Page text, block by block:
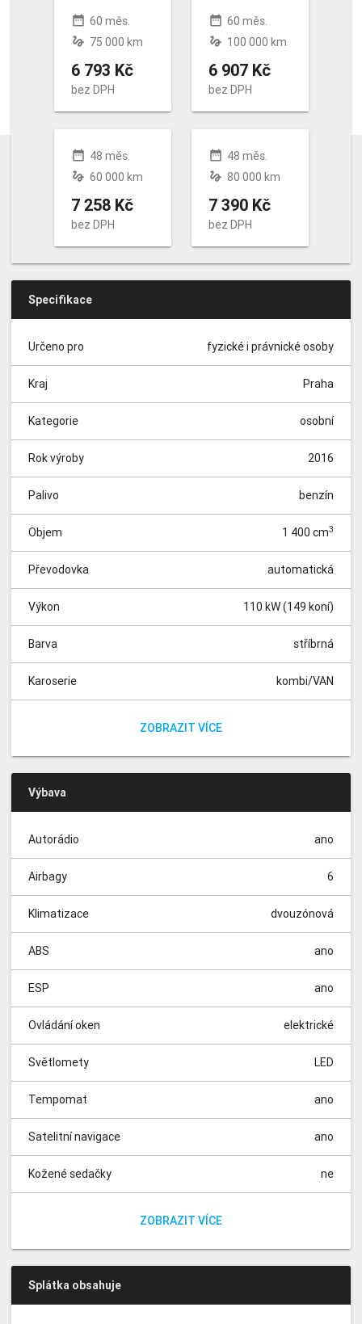
date_range 60 měs.
gesture 75 000 km
6 793 Kč
bez DPH
date_range 60 měs.
gesture 100 000 km
6 907 Kč
bez DPH
date_range 48 měs.
gesture 60 000 km
7 258 Kč
bez DPH
date_range 48 měs.
gesture 80 000 km
7 390 Kč
bez DPH
Specifikace
Určeno pro fyzické i právnické osoby
Kraj Praha
Kategorie osobní
Rok výroby 2016
Palivo benzín
Objem 1 400 cm3
Převodovka automatická
Výkon 110 kW (149 koní)
Barva stříbrná
Karoserie kombi/VAN
Vůz do výroby - dodání 3 měsíce| Zadní parkovací asistent,
náhradního vozu zdarma), Servis - Opravy po pojistných
ZOBRAZIT VÍCE
Výbava
Autorádio ano
Airbagy 6
Klimatizace dvouzónová
ABS ano
ESP ano
Ovládání oken elektrické
Světlomety LED
Tempomat ano
Satelitní navigace ano
Kožené sedačky ne
ZOBRAZIT VÍCE
Splátka obsahuje